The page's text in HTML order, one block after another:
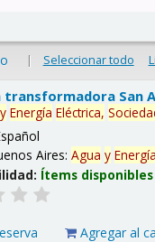
| Seleccionar todo
transformadora San
y Energía Eléctrica,
Aires:Agua y Energía
Ítems
Agregar al